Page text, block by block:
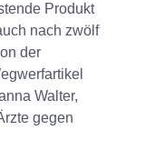
Produkt
nach zwölf
der
Walter,
gegen